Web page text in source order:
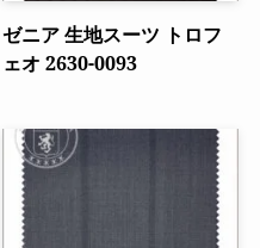
ゼニア 生地スーツ トロフ
ェオ 2630-0093